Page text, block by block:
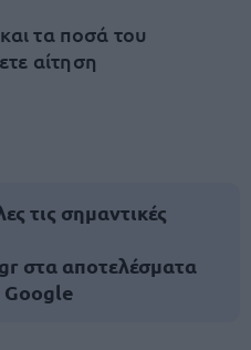
και τα ποσά του
αίτηση
τις σημαντικές
στα αποτελέσματα
Google